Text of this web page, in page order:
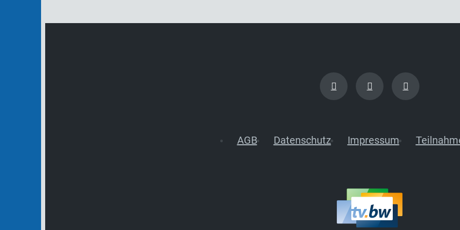
AGB Datenschutz Impressum